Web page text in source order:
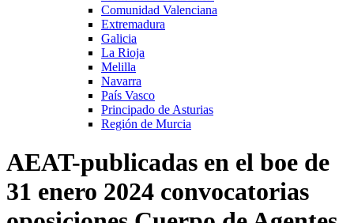
Comunidad Valenciana
Extremadura
Galicia
La Rioja
Melilla
Navarra
País Vasco
Principado de Asturias
Región de Murcia
AEAT-publicadas en el boe de
31 enero 2024 convocatorias